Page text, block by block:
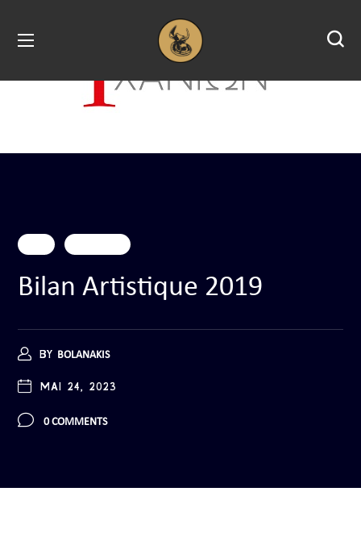
Bilan Artistique 2019
BY BOLANAKIS
MAI 24, 2023
0 COMMENTS